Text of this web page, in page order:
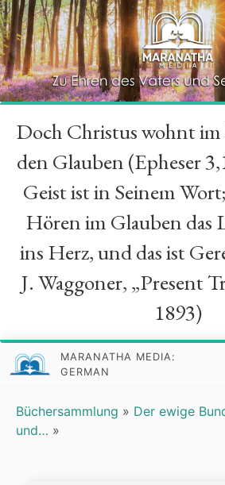
“
Doch Christus wohnt
den Glauben (Epheser
Geist ist in Seinem
Hören im Glauben das
ins Herz, und das ist
J. Waggoner, „Present
1893)
MARANATHA MEDIA:
GERMAN
Büchersammlung » Der ewige
und… »